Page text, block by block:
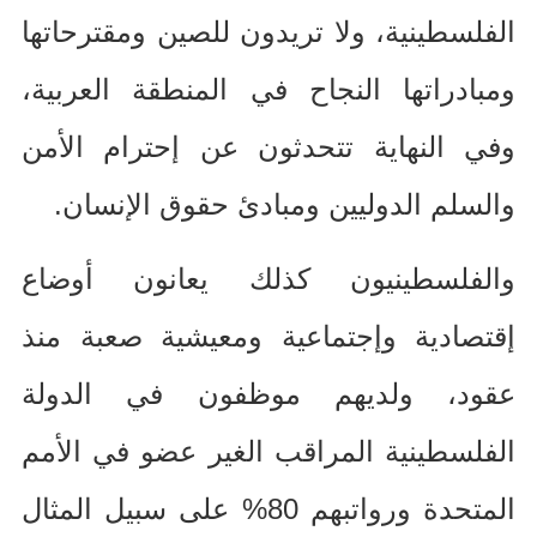
الفلسطينية، ولا تريدون للصين ومقترحاتها
ومبادراتها النجاح في المنطقة العربية،
وفي النهاية تتحدثون عن إحترام الأمن
والسلم الدوليين ومبادئ حقوق الإنسان.
والفلسطينيون كذلك يعانون أوضاع
إقتصادية وإجتماعية ومعيشية صعبة منذ
عقود، ولديهم موظفون في الدولة
الفلسطينية المراقب الغير عضو في الأمم
المتحدة ورواتبهم80% على سبيل المثال